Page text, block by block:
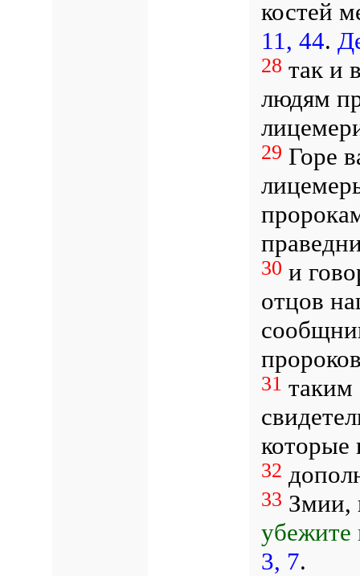
костей
11, 44.
28 так и
людям
29 Горе
30 и
отцов
31 таким
которые
32
33 Змии,
убежите
3, 7.